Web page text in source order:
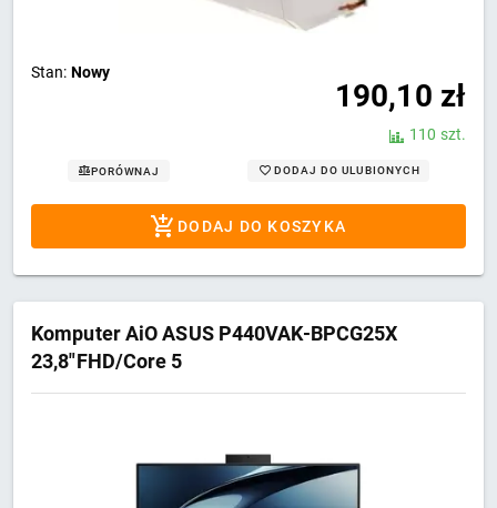
Stan: Nowy
190,10 zł
110 szt.
PORÓWNAJ DODAJ DO ULUBIONYCH
DODAJ DO KOSZYKA
Komputer AiO ASUS P440VAK-BPCG25X
23,8"FHD/Core 5
210H/16GB/SSD512GB/Intel/W11 PRO